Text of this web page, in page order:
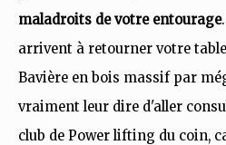
maladroits de votre entourage
arrivent à retourner votre
Bavière en bois massif par
vraiment leur dire d'aller
club de Power lifting du coin,